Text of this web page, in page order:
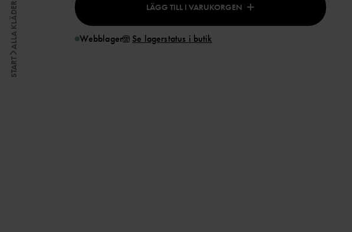
START
ALLA KLÄDER LÄGG TILL I VARUKORGEN
Webblager Se lagerstatus i butik